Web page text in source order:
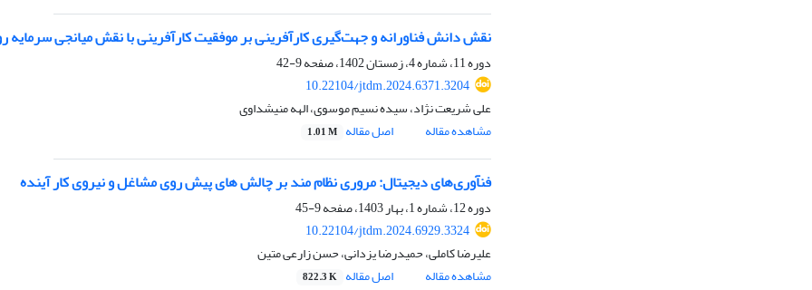
نقش دانش فناورانه و جهت‌گیری کارآفرینی بر موفقیت کارآفرینی با نقش میانجی
دوره 11، شماره 4، زمستان 1402، صفحه
9-42
10.22104/jtdm.2024.6371.3204
علی شریعت نژاد، سیده نسیم موسوی، الهه منیشداوی
مشاهده مقاله
اصل مقاله 1.01 M
فنآوری‌های دیجیتال: مروری نظام مند بر چالش های پیش روی مشاغل و نیروی کار آینده
دوره 12، شماره 1، بهار 1403، صفحه
9-45
10.22104/jtdm.2024.6929.3324
علیرضا کاملی، حمیدرضا یزدانی، حسن زارعی متین
مشاهده مقاله
اصل مقاله 822.3 K